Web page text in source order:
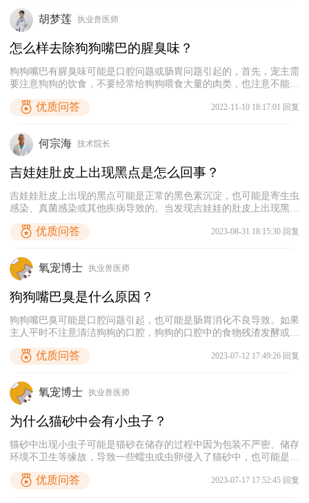
咪出现尿道炎、膀胱炎等疾病，因为炎症刺激而导致猫出现血尿的症
状，有时尿液中还可能伴有脓液。外伤则主要指猫咪的膀胱外伤和生
殖器口外伤等，这些情况大多由于受到撞击或被尖锐物品刺伤引起。
所以导致猫咪出现尿血症状的情况。
胡梦莲 执业兽医师
怎么样去除狗狗嘴巴的腥臭味？
狗狗嘴巴有腥臭味可能是口腔问题或肠胃问题引起的，首先，宠主需
要注意狗狗的饮食，不要经常给狗狗喂食大量的肉类，也注意不能长
喝水，适当喂食一些宠物益生菌和维生素给狗狗调理肠胃。其次，注
物专用的漱口水或牙齿凝胶清洁口腔，避免口腔中残留的食物滋生细
菌产生异味。
优质问答 2022-11-10 18:17:01 回复
何宗海 技术院长
吉娃娃肚皮上出现黑点是怎么回事？
吉娃娃肚皮上出现的黑点可能是正常的黑色素沉淀，也可能是寄生虫
感染、真菌感染或其他疾病导致的。当发现吉娃娃的肚皮上出现黑点
了脱毛、瘙痒、皮肤红肿等症状，那大概率是患上皮肤病了，需及时
没有出现其他异常，那大概率是黑色素沉淀，是正常现象，主人不用
担心。
优质问答 2023-08-31 18:15:30 回复
氧宠博士 执业兽医师
狗狗嘴巴臭是什么原因？
狗狗嘴巴臭可能是口腔问题引起，也可能是肠胃消化不良导致。如果
主人平时不注意清洁狗狗的口腔，狗狗的口腔中的食物残渣发酵或滋
出现胃气上涌的情况，从而引发口臭。因此，为了避免狗狗出现口臭
化的食物，防止其出现口腔和肠胃问题。
优质问答 2023-07-12 17:49:26 回复
氧宠博士 执业兽医师
为什么猫砂中会有小虫子？
猫砂中出现小虫子可能是猫砂在储存的过程中因为包装不严密、储存
环境不卫生等缘故，导致一些蠕虫或虫卵侵入了猫砂中，也可能是因
可能是猫咪身上掉落的跳蚤、虱子等体外寄生虫，或者是猫咪排便时
优质问答 2023-07-17 17:52:45 回复